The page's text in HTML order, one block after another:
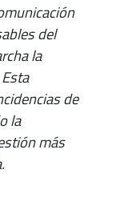
del
la
de
la
más